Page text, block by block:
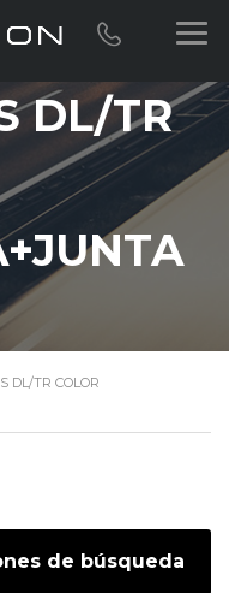
DL/TR
DL/TR COLOR
de búsqueda